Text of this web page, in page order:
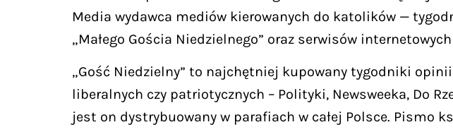
Media wydawca mediów kierowanych do katolików —
„Małego Gościa Niedzielnego” oraz serwisów
„Gość Niedzielny” to najchętniej kupowany tygodniki
liberalnych czy patriotycznych – Polityki, Newsweeka, Do
jest on dystrybuowany w parafiach w całej Polsce. Pismo